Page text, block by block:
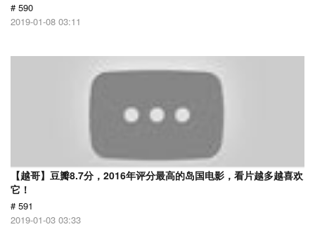
# 590
2019-01-08 03:11
【越哥】豆瓣8.7分，2016年评分最高的岛国电影，看片越多越喜欢
它！
# 591
2019-01-03 03:33